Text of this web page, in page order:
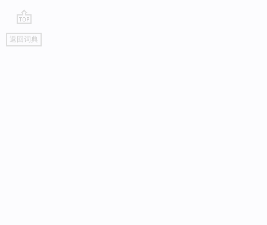
go
top
返回词典